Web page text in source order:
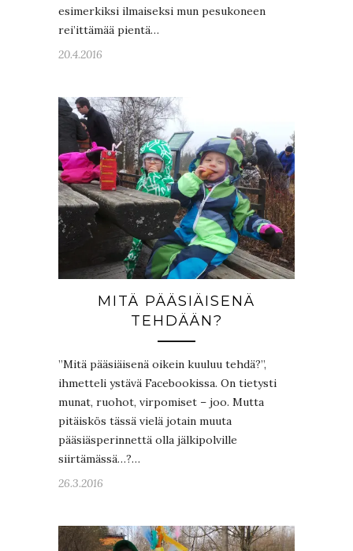
esimerkiksi ilmaiseksi mun pesukoneen
rei’ittämää pientä…
20.4.2016
MITÄ PÄÄSIÄISENÄ
TEHDÄÄN?
”Mitä pääsiäisenä oikein kuuluu tehdä?”,
ihmetteli ystävä Facebookissa. On tietysti
munat, ruohot, virpomiset – joo. Mutta
pitäiskös tässä vielä jotain muuta
pääsiäsperinnettä olla jälkipolville
siirtämässä…?…
26.3.2016